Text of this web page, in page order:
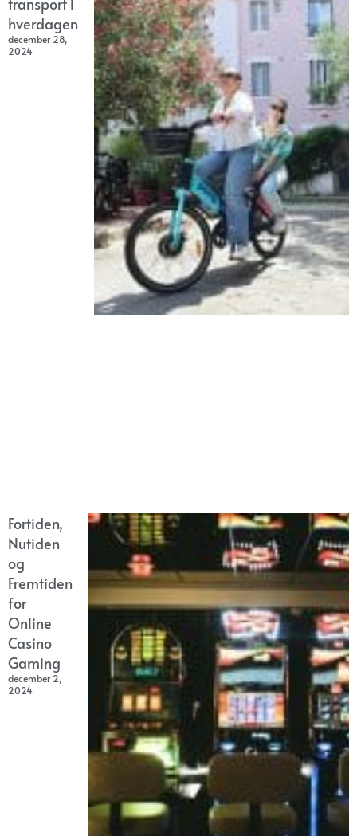
hverdagen
december 28,
2024
Fortiden,
Nutiden
og
Fremtiden
for
Online
Casino
Gaming
december 2,
2024